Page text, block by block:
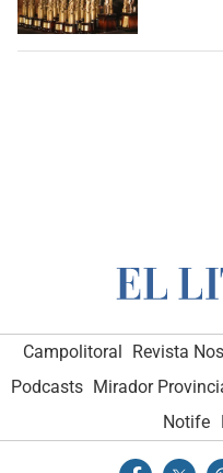
Campolitoral Revista
Podcasts Mirador
Notife